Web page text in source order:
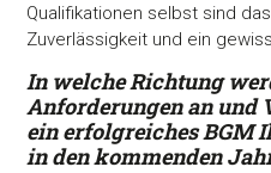
Qualifikationen selbst sind
Zuverlässigkeit und ein
In welche Richtung
Anforderungen an und
ein erfolgreiches BGM
in den kommenden